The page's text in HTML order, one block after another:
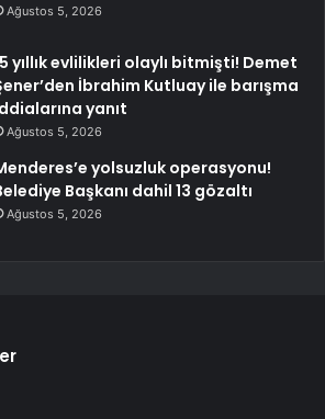
Ağustos 5, 2026
yıllık evlilikleri olaylı bitmişti! Demet
İbrahim Kutluay ile barışma
yanıt
Ağustos 5, 2026
yolsuzluk operasyonu!
Başkanı dahil 13 gözaltı
Ağustos 5, 2026